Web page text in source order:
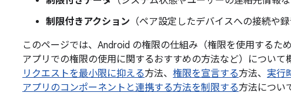
制限付きアクション （ペア設定したデバイスへの接続や録
このページでは、Android の権限の仕組み（権限を使用するた
アプリでの権限の使用に関するおすすめの方法など）について
リクエストを最小限に抑える方法、 権限を宣言する方法、 実行
アプリのコンポーネントと連携する方法を制限する方法につい